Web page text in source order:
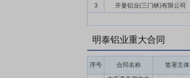
3
开曼铝业(三门峡)有限公司
明泰铝业重大合同
序号 合同名称 签署主体